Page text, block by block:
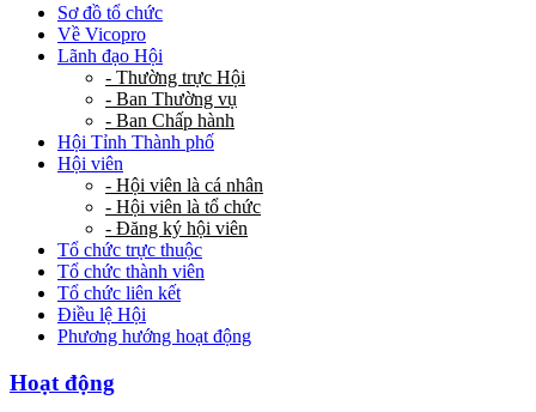
Sơ đồ tổ chức
Về Vicopro
Lãnh đạo Hội
- Thường trực Hội
- Ban Thường vụ
- Ban Chấp hành
Hội Tỉnh Thành phố
Hội viên
- Hội viên là cá nhân
- Hội viên là tổ chức
- Đăng ký hội viên
Tổ chức trực thuộc
Tổ chức thành viên
Tổ chức liên kết
Điều lệ Hội
Phương hướng hoạt động
Hoạt động